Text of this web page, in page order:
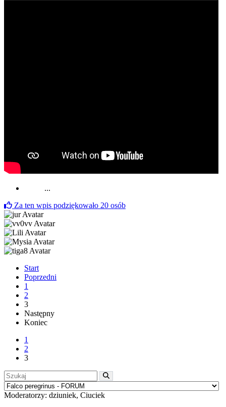
...
Za ten wpis podziękowało 20 osób
Start
Poprzedni
1
2
3
Następny
Koniec
1
2
3
Moderatorzy: dziuniek, Ciuciek